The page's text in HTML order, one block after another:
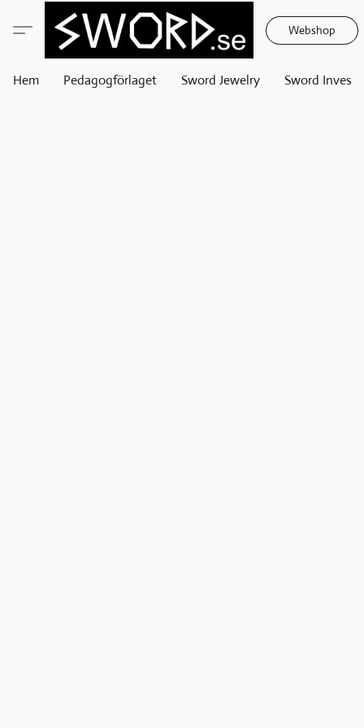
Webshop
Hem Pedagogförlaget Sword Jewelry Sword Invest